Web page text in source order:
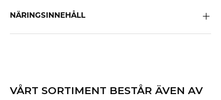
NÄRINGSINNEHÅLL
VÅRT SORTIMENT BESTÅR ÄVEN AV